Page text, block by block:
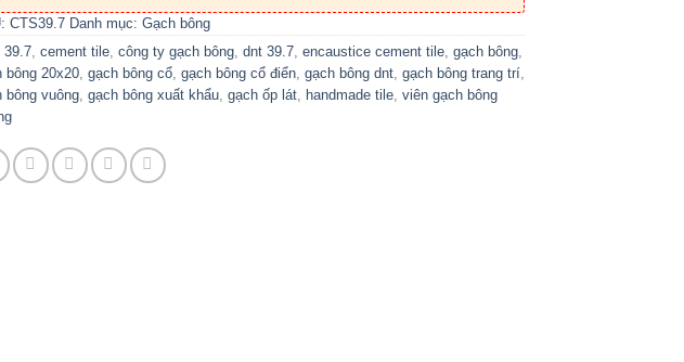
CTS39.7 Danh mục: Gạch bông
39.7, cement tile, công ty gạch bông, dnt 39.7, encaustice cement tile, gạch bông,
bông 20x20, gạch bông cổ, gạch bông cổ điển, gạch bông dnt, gạch bông trang trí,
bông vuông, gạch bông xuất khẩu, gạch ốp lát, handmade tile, viên gạch bông